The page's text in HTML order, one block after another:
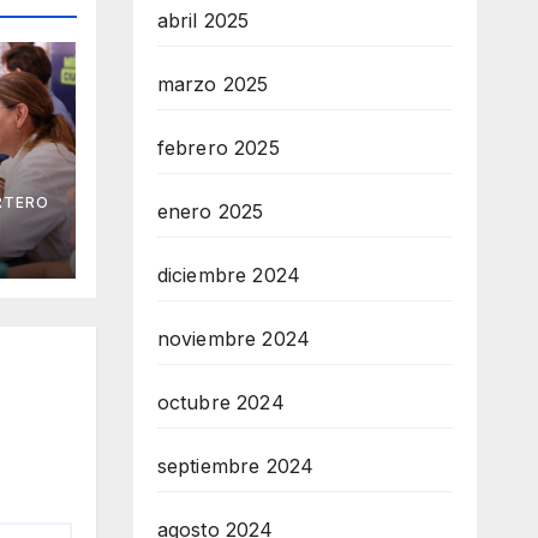
abril 2025
marzo 2025
febrero 2025
enero 2025
diciembre 2024
noviembre 2024
octubre 2024
septiembre 2024
agosto 2024